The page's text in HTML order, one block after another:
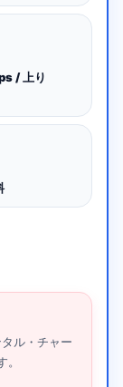
/ 上り
ル・チャー